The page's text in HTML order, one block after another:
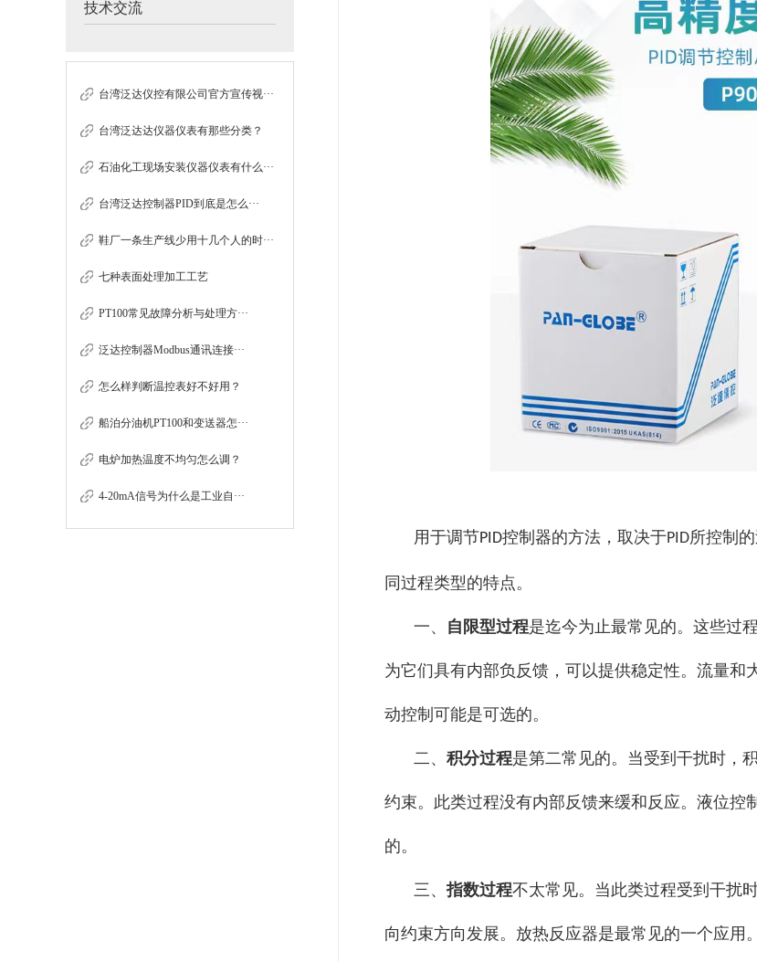
用于调节PID控制器的方法，取决于PID所控制
同过程类型的特点。
一、 自限型过程是迄今为止最常见的。这些过
为它们具有内部负反馈，可以提供稳定性。流量和
动控制可能是可选的。
二、 积分过程是第二常见的。当受到干扰时，
约束。此类过程没有内部反馈来缓和反应。液位
的。
三、指数过程不太常见。当此类过程受到干扰
向约束方向发展。放热反应器是最常见的一个应用
技术交流
台湾泛达仪控有限公司官方宣传视···
台湾泛达达仪器仪表有那些分类？
石油化工现场安装仪器仪表有什么···
台湾泛达控制器PID到底是怎么···
鞋厂一条生产线少用十几个人的时···
七种表面处理加工工艺
PT100常见故障分析与处理方···
泛达控制器Modbus通讯连接···
怎么样判断温控表好不好用？
船泊分油机PT100和变送器怎···
电炉加热温度不均匀怎么调？
4-20mA信号为什么是工业自···